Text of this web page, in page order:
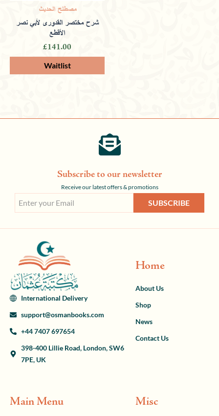
مصطلح الحديث
شرح مختصر القدوري لأبي نصر
الأقطع
£141.00
Subscribe to our newsletter
Receive our latest offers & promotions
SUBSCRIBE
International Delivery
support@osmanbooks.com
+44 7407 697654
398-400 Lillie Road, London, SW6
7PE, UK
Home
About Us
Shop
News
Contact Us
Main Menu Misc